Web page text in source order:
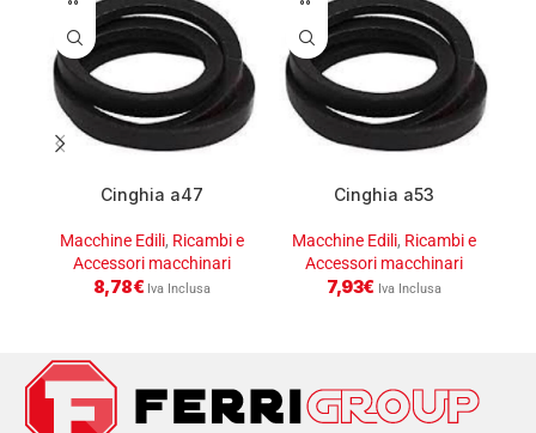
Cinghia a47
Macchine Edili, Ricambi e
Accessori macchinari
8,78€ Iva Inclusa
Cinghia a53
Macchine Edili, Ricambi e
Accessori macchinari
7,93€ Iva Inclusa